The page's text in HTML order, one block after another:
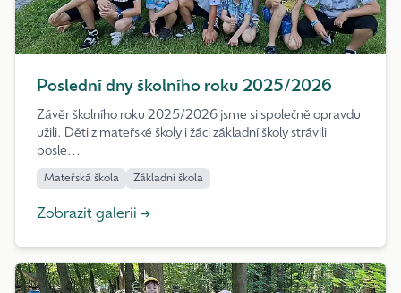
Poslední dny školního roku 2025/2026
Závěr školního roku 2025/2026 jsme si společně opravdu
užili. Děti z mateřské školy i žáci základní školy strávili
posle...
Mateřská škola Základní škola
Zobrazit galerii →